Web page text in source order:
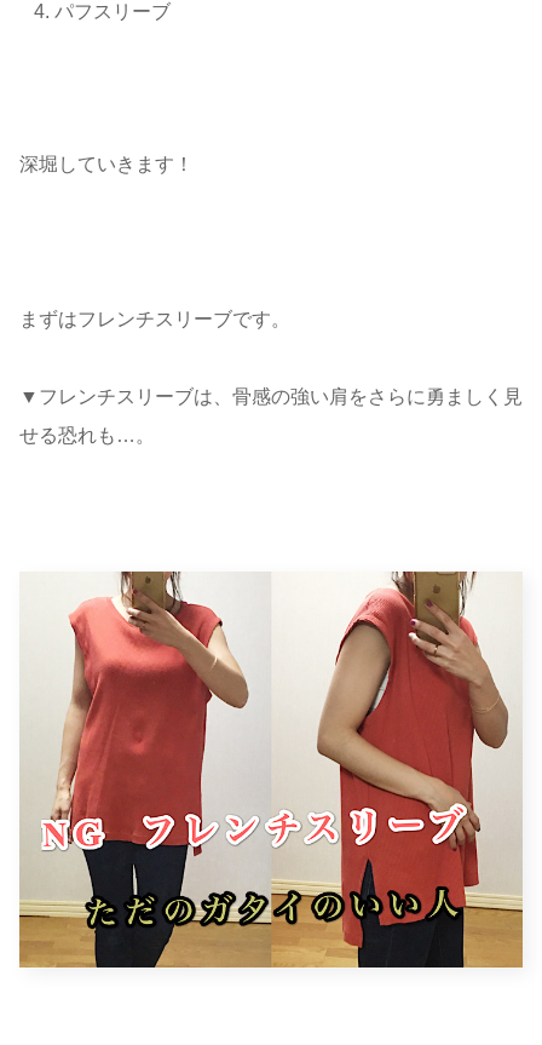
パフスリーブ
深堀していきます！
まずはフレンチスリーブです。
▼フレンチスリーブは、骨感の強い肩をさらに勇ましく見
せる恐れも…。